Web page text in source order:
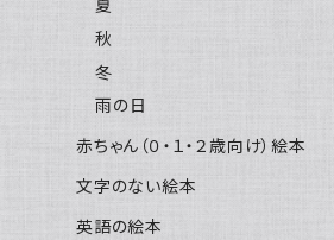
夏
秋
冬
雨の日
赤ちゃん（０・１・２歳向け）絵本
文字のない絵本
英語の絵本